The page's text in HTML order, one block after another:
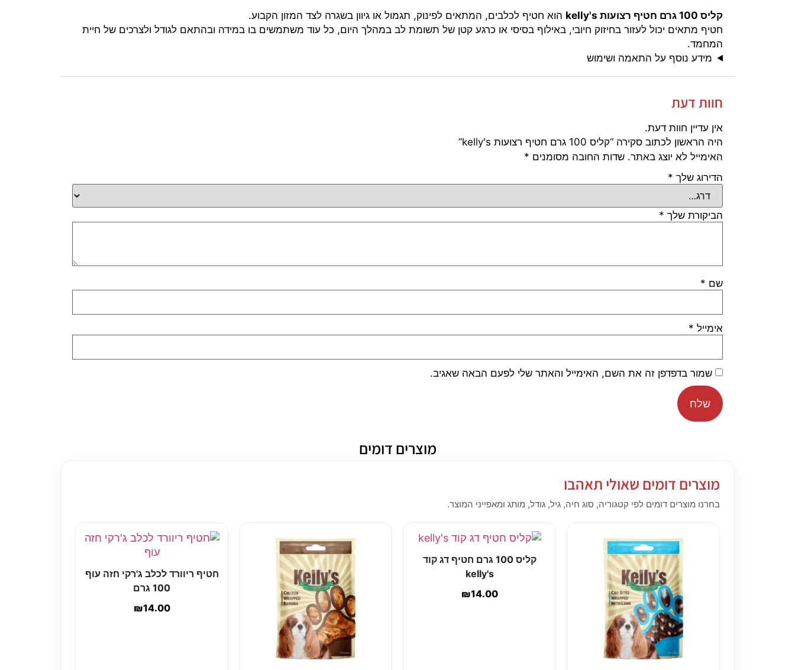
קליס 100 גרם חטיף רצועות kelly's
הוא חטיף לכלבים, המתאים לפינוק, תגמול או גיוון בשגרה לצד המזון הקבוע.
חטיף מתאים יכול לעזור בחיזוק חיובי, באילוף בסיסי או כרגע קטן של תשומת לב במהלך היום, כל עוד משתמשים בו במידה ובהתאם לגודל ולצרכים של חיית
המחמד.
מידע נוסף על התאמה ושימוש
חוות דעת
אין עדיין חוות דעת.
היה הראשון לכתוב סקירה “קליס 100 גרם חטיף רצועות kelly's”
האימייל לא יוצג באתר. שדות החובה מסומנים *
הדירוג שלך *
הביקורת שלך *
שם *
אימייל *
שמור בדפדפן זה את השם, האימייל והאתר שלי לפעם הבאה שאגיב.
מוצרים דומים
מוצרים דומים שאולי תאהבו
בחרנו מוצרים דומים לפי קטגוריה, סוג חיה, גיל, גודל, מותג ומאפייני המוצר.
קליס 100 גרם חטיף דג קוד
kelly's
₪14.00
חטיף ריוורד לכלב ג'רקי חזה עוף
100 גרם
₪14.00